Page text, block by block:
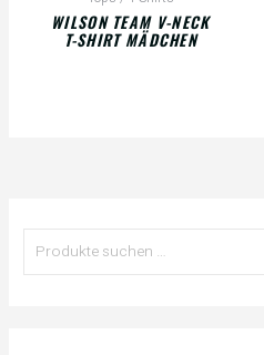
WILSON TEAM V-NECK
T-SHIRT MÄDCHEN